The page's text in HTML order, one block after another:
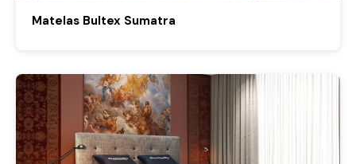
Matelas Bultex Sumatra